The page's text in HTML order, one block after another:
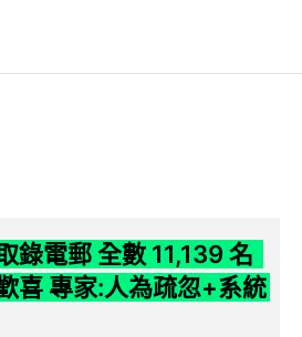
錄電郵 全數 11,139 名
喜 專家:人為疏忽+系統